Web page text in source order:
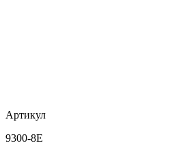
Артикул
9300-8E